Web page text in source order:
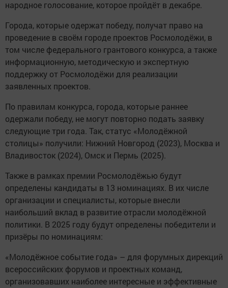
народное голосование, которое пройдёт в декабре.
Города, которые одержат победу, получат право на
проведение в своём городе проектов Росмолодёжи, в
том числе федерального грантового конкурса, а также
информационную, методическую и экспертную
поддержку от Росмолодёжи для реализации
заявленных проектов.
По правилам конкурса, города, которые раннее
одержали победу, не могут повторно подать заявку
следующие три года. Так, статус «Молодёжной
столицы» получили: Нижний Новгород (2023), Москва и
Владивосток (2024), Омск и Пермь (2025).
Также в рамках премии Росмолодёжью будут
определены кандидаты в 13 номинациях. В их числе
организации и специалисты, которые внесли
наибольший вклад в развитие отрасли молодёжной
политики. В 2025 году будут определены победители и
призёры по номинациям:
«Молодёжное событие года» – для форумных дирекций
всероссийских форумов и проектных команд,
организовавших наиболее интересные и эффективные